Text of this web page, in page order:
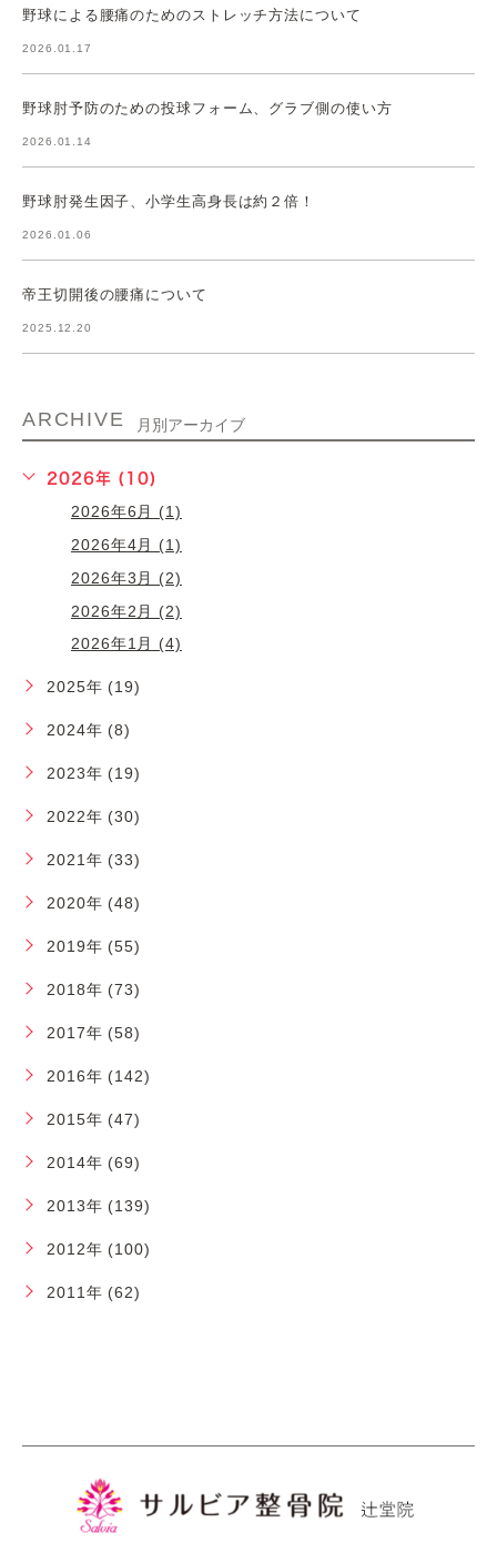
野球による腰痛のためのストレッチ方法について
2026.01.17
野球肘予防のための投球フォーム、グラブ側の使い方
2026.01.14
野球肘発生因子、小学生高身長は約２倍！
2026.01.06
帝王切開後の腰痛について
2025.12.20
ARCHIVE 月別アーカイブ
2026年 (10)
2026年6月 (1)
2026年4月 (1)
2026年3月 (2)
2026年2月 (2)
2026年1月 (4)
2025年 (19)
2024年 (8)
2023年 (19)
2022年 (30)
2021年 (33)
2020年 (48)
2019年 (55)
2018年 (73)
2017年 (58)
2016年 (142)
2015年 (47)
2014年 (69)
2013年 (139)
2012年 (100)
2011年 (62)